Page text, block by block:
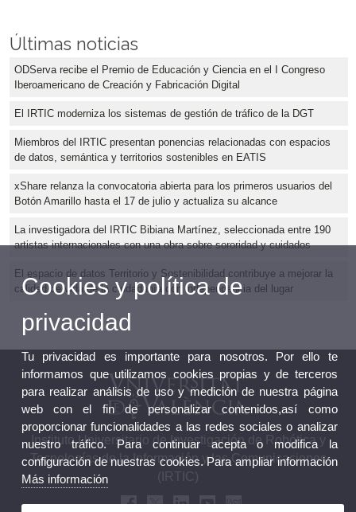
Últimas noticias
ODServa recibe el Premio de Educación y Ciencia en el I Congreso
Iberoamericano de Creación y Fabricación Digital
El IRTIC moderniza los sistemas de gestión de tráfico de la DGT
Miembros del IRTIC presentan ponencias relacionadas con espacios
de datos, semántica y territorios sostenibles en EATIS
xShare relanza la convocatoria abierta para los primeros usuarios del
Botón Amarillo hasta el 17 de julio y actualiza su alcance
La investigadora del IRTIC Bibiana Martínez, seleccionada entre 190
artistas internacionales con una obra sobre sororidad y cuidados
El espacio de datos Territorio y Sostenibilidad contribuye a mejorar la
calidad de vida de la ciudadanía con independencia del lugar
Instituto Universitario de Investigación de Robótica y
Tecnologías de la Información y las Comunicaciones
(IRTIC)
Cookies y política de
privacidad
Tu privacidad es importante para nosotros. Por ello te
informamos que utilizamos cookies propias y de terceros
para realizar análisis de uso y medición de nuestra página
web con el fin de personalizar contenidos,así como
proporcionar funcionalidades a las redes sociales o analizar
nuestro tráfico. Para continuar acepta o modifica la
configuración de nuestras cookies. Para ampliar información
Más información